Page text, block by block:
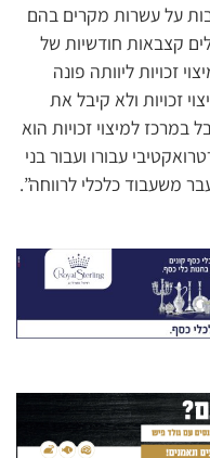
על עשרות מקרים בהם
קצבאות חודשיות של
זכויות ליוותה פונה
זכויות ולא קיבל את
במרכז למיצוי זכויות הוא
עבורו ועבור בני
משעבוד כלכלי לרווחה”.